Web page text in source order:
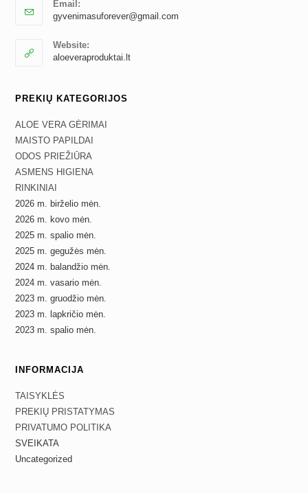
Email:
gyvenimasuforever@gmail.com
Website:
aloeveraproduktai.lt
PREKIŲ KATEGORIJOS
ALOE VERA GĖRIMAI
MAISTO PAPILDAI
ODOS PRIEŽIŪRA
ASMENS HIGIENA
RINKINIAI
2026 m. birželio mėn.
2026 m. kovo mėn.
2025 m. spalio mėn.
2025 m. gegužės mėn.
2024 m. balandžio mėn.
2024 m. vasario mėn.
2023 m. gruodžio mėn.
2023 m. lapkričio mėn.
2023 m. spalio mėn.
INFORMACIJA
TAISYKLĖS
PREKIŲ PRISTATYMAS
PRIVATUMO POLITIKA
SVEIKATA
Uncategorized